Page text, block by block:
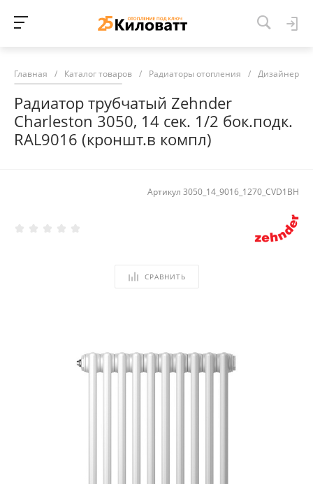
Главная / Каталог товаров / Радиаторы отопления /
Радиатор трубчатый Zehnder
Charleston 3050, 14 сек. 1/2 бок.подк.
RAL9016 (кроншт.в компл)
Артикул 3050_14_9016_1270_CVD1BH
СРАВНИТЬ